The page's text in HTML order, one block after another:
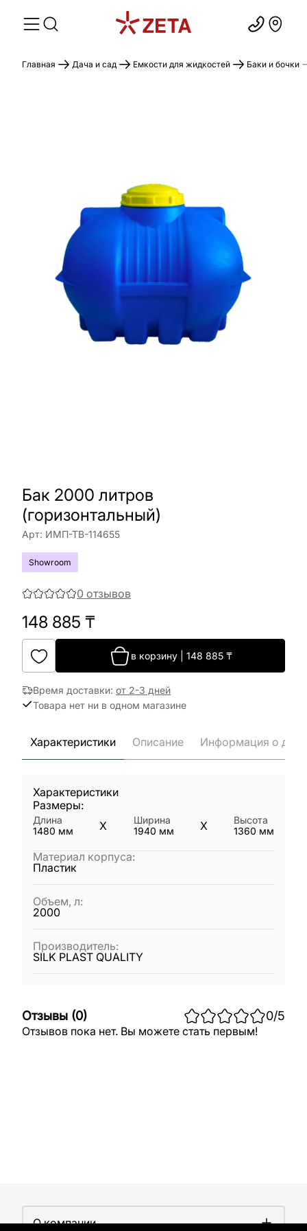
Главная Дача и сад Емкости для жидкостей Баки и бочки
Бак 2000 литров
(горизонтальный)
Арт: ИМП-ТВ-114655
Showroom
0 отзывов
148 885 ₸
в корзину| 148 885₸
Время доставки: от 2-3 дней
Товара нет ни в одном магазине
Характеристики Описание Информация о
Характеристики
Размеры:
Длина
1480 мм X
Ширина
1940 мм X
Высота
1360 мм
Материал корпуса:
Пластик
Объем, л:
2000
Производитель:
SILK PLAST QUALITY
Отзывы (0) 0/5
Отзывов пока нет. Вы можете стать первым!
О компании